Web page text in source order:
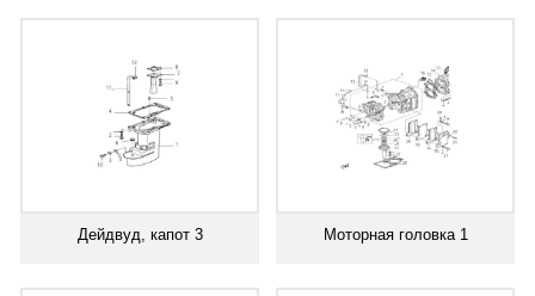
Дейдвуд, капот 3 Моторная головка 1